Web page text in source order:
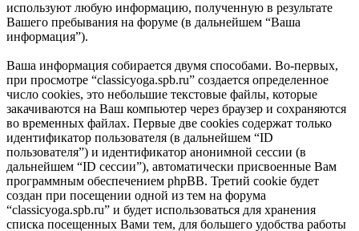
используют любую информацию, полученную в результате
Вашего пребывания на форуме (в дальнейшем “Ваша
информация”).
Ваша информация собирается двумя способами. Во-первых,
при просмотре “classicyoga.spb.ru” создается определенное
число cookies, это небольшие текстовые файлы, которые
закачиваются на Ваш компьютер через браузер и сохраняются
во временных файлах. Первые две cookies содержат только
идентификатор пользователя (в дальнейшем “ID
пользователя”) и идентификатор анонимной сессии (в
дальнейшем “ID сессии”), автоматически присвоенные Вам
программным обеспечением phpBB. Третий cookie будет
создан при посещении одной из тем на форума
“classicyoga.spb.ru” и будет использоваться для хранения
списка посещенных Вами тем, для большего удобства работы